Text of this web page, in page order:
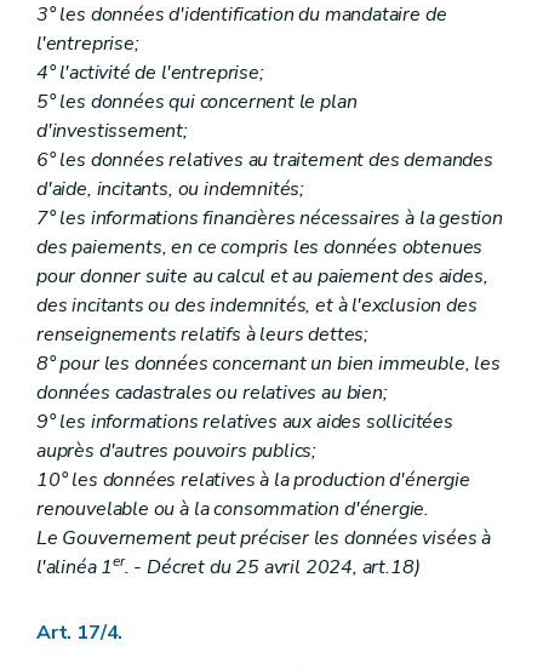
3° les données d'identification du mandataire de
l'entreprise;
4° l'activité de l'entreprise;
5° les données qui concernent le plan
d'investissement;
6° les données relatives au traitement des demandes
d'aide, incitants, ou indemnités;
7° les informations financières nécessaires à la gestion
des paiements, en ce compris les données obtenues
pour donner suite au calcul et au paiement des aides,
des incitants ou des indemnités, et à l'exclusion des
renseignements relatifs à leurs dettes;
8° pour les données concernant un bien immeuble, les
données cadastrales ou relatives au bien;
9° les informations relatives aux aides sollicitées
auprès d'autres pouvoirs publics;
10° les données relatives à la production d'énergie
renouvelable ou à la consommation d'énergie.
Le Gouvernement peut préciser les données visées à
l'alinéa 1er. - Décret du 25 avril 2024, art.18)
Art. 17/4.